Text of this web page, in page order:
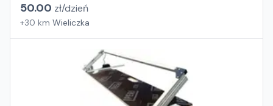
50.00 zł/dzień
+30 km Wieliczka